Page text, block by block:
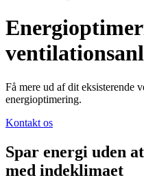
Få mere ud af dit eksisterende
energioptimering.
Kontakt os
Spar energi uden
med indeklimaet